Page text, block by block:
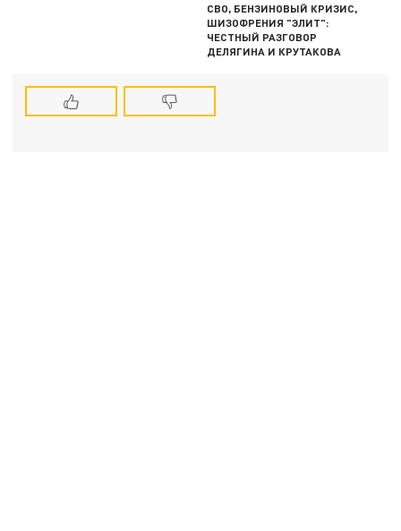
СВО, БЕНЗИНОВЫЙ КРИЗИС,
ШИЗОФРЕНИЯ "ЭЛИТ":
ЧЕСТНЫЙ РАЗГОВОР
ДЕЛЯГИНА И КРУТАКОВА